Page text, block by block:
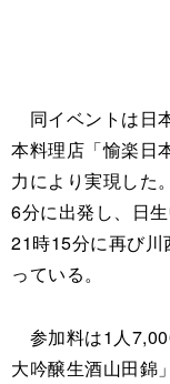
同イベントは日
本料理店「愉楽日
力により実現した
6分に出発し、日
21時15分に再び川
っている。
参加料は1人
大吟醸生酒山田錦